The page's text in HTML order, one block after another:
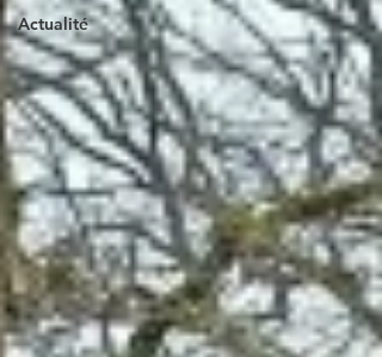
Actualité